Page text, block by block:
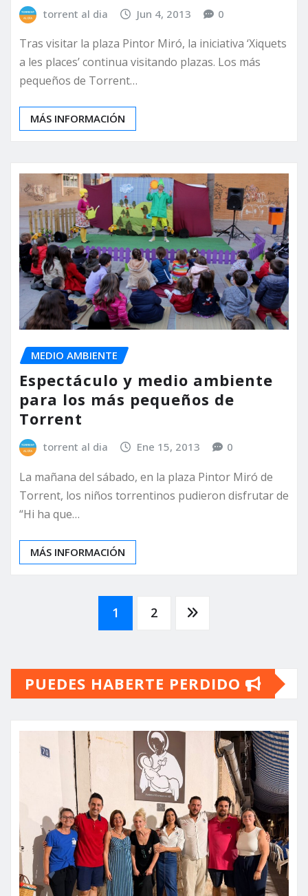
torrent al dia Jun 4, 2013 0
Tras visitar la plaza Pintor Miró, la iniciativa ‘Xiquets
a les places’ continua visitando plazas. Los más
pequeños de Torrent…
MÁS INFORMACIÓN
MEDIO AMBIENTE
Espectáculo y medio ambiente
para los más pequeños de
Torrent
torrent al dia Ene 15, 2013 0
La mañana del sábado, en la plaza Pintor Miró de
Torrent, los niños torrentinos pudieron disfrutar de
“Hi ha que…
MÁS INFORMACIÓN
Paginación
entradas
1 2
PUEDES HABERTE PERDIDO